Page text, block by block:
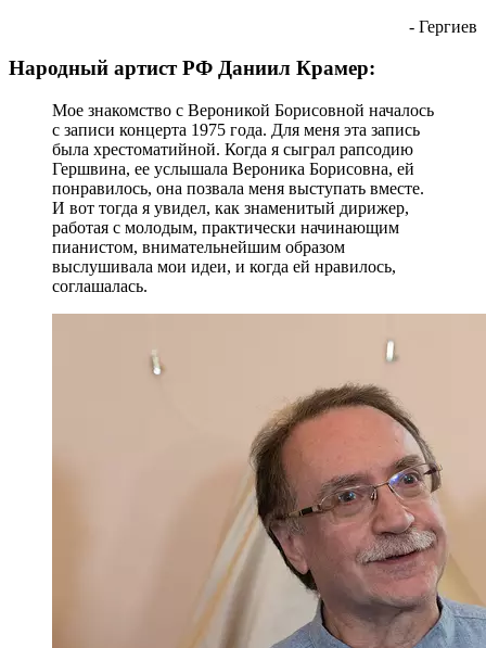
- Гергиев
Народный артист РФ Даниил Крамер:
Мое знакомство с Вероникой Борисовной началось
с записи концерта 1975 года. Для меня эта запись
была хрестоматийной. Когда я сыграл рапсодию
Гершвина, ее услышала Вероника Борисовна, ей
понравилось, она позвала меня выступать вместе.
И вот тогда я увидел, как знаменитый дирижер,
работая с молодым, практически начинающим
пианистом, внимательнейшим образом
выслушивала мои идеи, и когда ей нравилось,
соглашалась.